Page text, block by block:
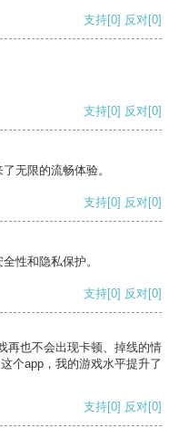
支持[0] 反对[0]
支持[0] 反对[0]
无限的流畅体验。
支持[0] 反对[0]
性和隐私保护。
支持[0] 反对[0]
再也不会出现卡顿、掉线的情
个app，我的游戏水平提升了
支持[0] 反对[0]